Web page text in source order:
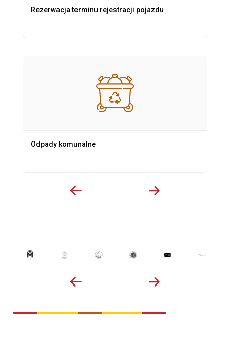
Rezerwacja terminu rejestracji pojazdu
Odpady komunalne